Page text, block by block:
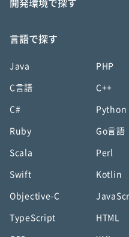
開発環境で探す
言語で探す
Java PHP
C言語 C++
C# Python
Ruby Go言語
Scala Perl
Swift Kotlin
Objective-C
TypeScript HTML